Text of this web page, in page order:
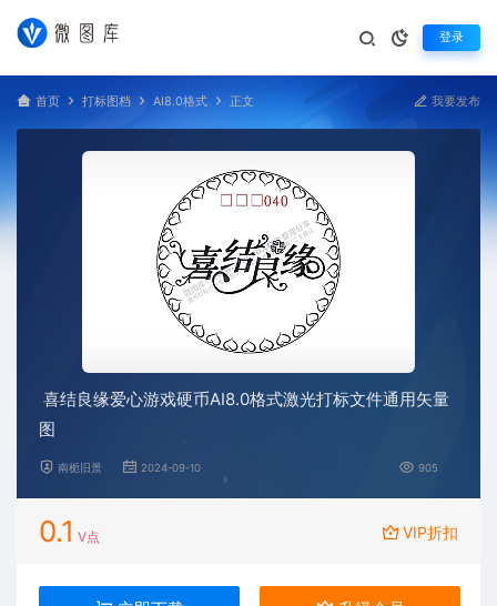
登录
首页 打标图档 AI8.0格式 正文 我要发布
喜结良缘爱心游戏硬币AI8.0格式激光打标文件通用矢量
图
南栀旧景 2024-09-10 905
0.1 V点 VIP折扣